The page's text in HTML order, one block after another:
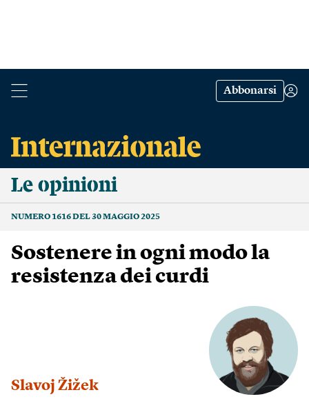
Abbonarsi
Le opinioni
NUMERO 1616 DEL 30 MAGGIO 2025
Sostenere in ogni modo la
resistenza dei curdi
Slavoj Žižek